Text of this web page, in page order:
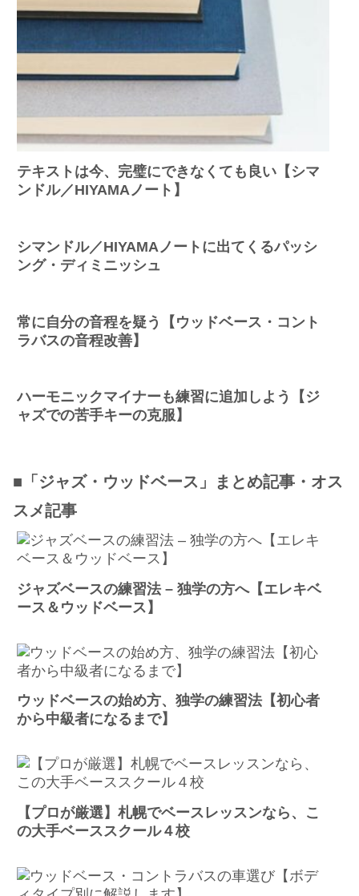
テキストは今、完璧にできなくても良い【シマ
ンドル／HIYAMAノート】
シマンドル／HIYAMAノートに出てくるパッシ
ング・ディミニッシュ
常に自分の音程を疑う【ウッドベース・コント
ラバスの音程改善】
ハーモニックマイナーも練習に追加しよう【ジ
ャズでの苦手キーの克服】
■「ジャズ・ウッドベース」まとめ記事・オス
スメ記事
ジャズベースの練習法 – 独学の方へ【エレキベ
ース＆ウッドベース】
ウッドベースの始め方、独学の練習法【初心者
から中級者になるまで】
【プロが厳選】札幌でベースレッスンなら、こ
の大手ベーススクール４校